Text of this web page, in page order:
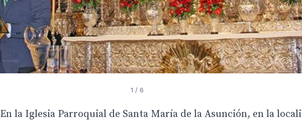
1 / 6
En la Iglesia Parroquial de Santa María de la Asunción, en la